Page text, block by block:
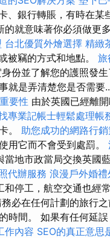
、銀行轉賬，有時在某
就意味著你必須做更
台北優質外燴選擇 精緻
被竊的方式和地點。 旅
份並了解您的護照發
就是弄清楚您是否需要
要性 由於英國已經離
專業記帳士輕鬆處理帳
。 助您成功的網路行
用它而不會受到處罰。
地市政當局交換英國
代辦服務 浪漫戶外婚禮
停工，航空交通也經
必在任何計劃的旅行
時間。 如果有任何延
作內容 SEO的真正意思